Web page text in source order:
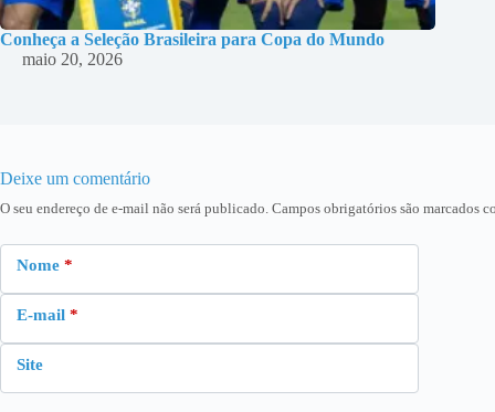
Conheça a Seleção Brasileira para Copa do Mundo
maio 20, 2026
Deixe um comentário
O seu endereço de e-mail não será publicado. Campos obrigatórios são marcados
Nome *
E-mail *
Site